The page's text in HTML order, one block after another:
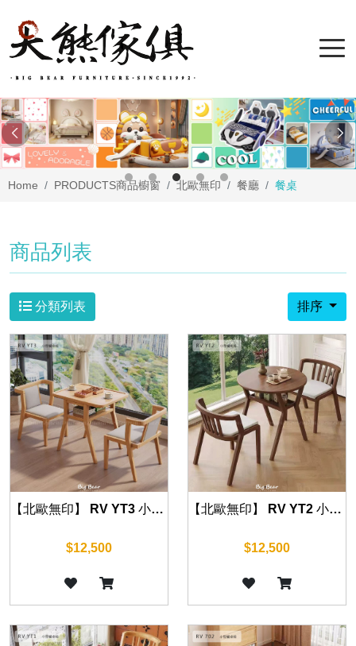
Home PRODUCTS商品櫥窗 北歐無印 餐廳 餐桌
商品列表
分類列表 排序
【北歐無印】 RV YT3 小型餐桌椅 80 cm
$12,500
【北歐無印】 RV YT2 小型餐桌椅 80 cm
$12,500